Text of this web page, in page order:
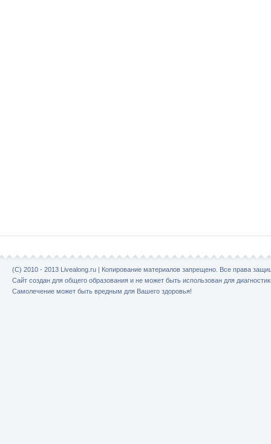
(C) 2010 - 2013 Livealong.ru | Копирование материалов запрещено. Все права
Сайт создан для общего образования и не может быть использован для
Самолечение может быть вредным для Вашего здоровья!